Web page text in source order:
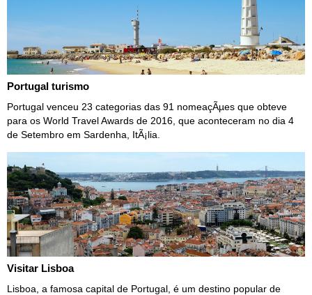
Portugal turismo
Portugal venceu 23 categorias das 91 nomeaçÃµes que obteve
para os World Travel Awards de 2016, que aconteceram no dia 4
de Setembro em Sardenha, ItÃ¡lia.
Visitar Lisboa
Lisboa, a famosa capital de Portugal, é um destino popular de